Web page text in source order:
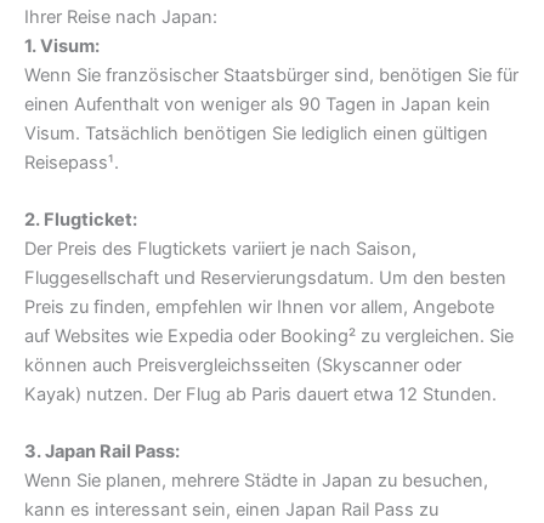
Ihrer Reise nach Japan:
1. Visum:
Wenn Sie französischer Staatsbürger sind, benötigen Sie für
einen Aufenthalt von weniger als 90 Tagen in Japan kein
Visum. Tatsächlich benötigen Sie lediglich einen gültigen
Reisepass¹.
2. Flugticket:
Der Preis des Flugtickets variiert je nach Saison,
Fluggesellschaft und Reservierungsdatum. Um den besten
Preis zu finden, empfehlen wir Ihnen vor allem, Angebote
auf Websites wie Expedia oder Booking² zu vergleichen. Sie
können auch Preisvergleichsseiten (Skyscanner oder
Kayak) nutzen. Der Flug ab Paris dauert etwa 12 Stunden.
3. Japan Rail Pass:
Wenn Sie planen, mehrere Städte in Japan zu besuchen,
kann es interessant sein, einen Japan Rail Pass zu